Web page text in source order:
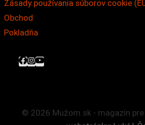
Zásady používania súborov cookie
Obchod
Pokladňa
© 2026 Mužom.sk - magazín